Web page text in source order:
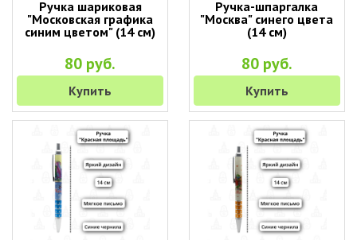
Ручка шариковая
"Московская графика
синим цветом" (14 см)
80 руб.
Купить
Ручка-шпаргалка
"Москва" синего цвета
(14 см)
80 руб.
Купить